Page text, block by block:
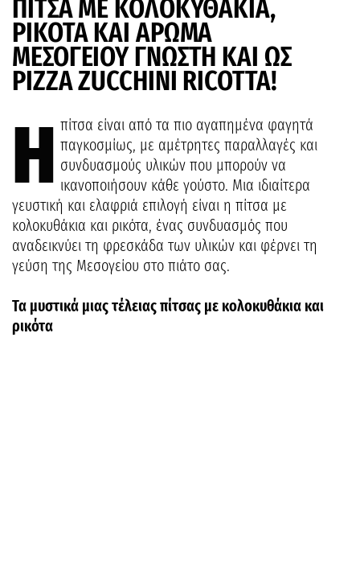
ΠΙΤΣΑ ΜΕ ΚΟΛΟΚΥΘΑΚΙΑ,
ΡΙΚΟΤΑ ΚΑΙ ΑΡΩΜΑ
ΜΕΣΟΓΕΙΟΥ ΓΝΩΣΤΗ ΚΑΙ ΩΣ
PIZZA ZUCCHINI RICOTTA!
Η πίτσα είναι από τα πιο αγαπημένα φαγητά
παγκοσμίως, με αμέτρητες παραλλαγές και
συνδυασμούς υλικών που μπορούν να
ικανοποιήσουν κάθε γούστο. Μια ιδιαίτερα
γευστική και ελαφριά επιλογή είναι η πίτσα με
κολοκυθάκια και ρικότα, ένας συνδυασμός που
αναδεικνύει τη φρεσκάδα των υλικών και φέρνει τη
γεύση της Μεσογείου στο πιάτο σας.
Τα μυστικά μιας τέλειας πίτσας με κολοκυθάκια και
ρικότα